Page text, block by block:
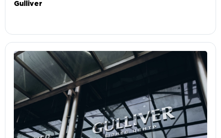
Gulliver